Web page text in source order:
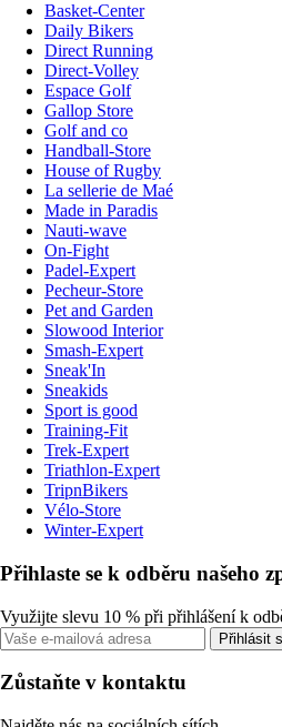
Basket-Center
Daily Bikers
Direct Running
Direct-Volley
Espace Golf
Gallop Store
Golf and co
Handball-Store
House of Rugby
La sellerie de Maé
Made in Paradis
Nauti-wave
On-Fight
Padel-Expert
Pecheur-Store
Pet and Garden
Slowood Interior
Smash-Expert
Sneak'In
Sneakids
Sport is good
Training-Fit
Trek-Expert
Triathlon-Expert
TripnBikers
Vélo-Store
Winter-Expert
Přihlaste se k odběru našeho
Využijte slevu 10 % při přihlášení k
Přihlásit
Zůstaňte v kontaktu